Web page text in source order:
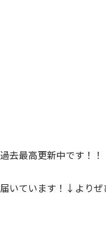
去最高更新中です！！
いています！↓よりぜ